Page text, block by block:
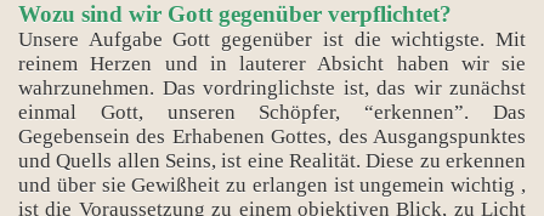
Wozu sind wir Gott gegenüber verpflichtet?
Unsere Aufgabe Gott gegenüber ist die wichtigste. Mit
reinem Herzen und in lauterer Absicht haben wir sie
wahrzunehmen. Das vordringlichste ist, das wir zunächst
einmal Gott, unseren Schöpfer, “erkennen”. Das
Gegebensein des Erhabenen Gottes, des Ausgangspunktes
und Quells allen Seins, ist eine Realität. Diese zu erkennen
und über sie Gewißheit zu erlangen ist ungemein wichtig ,
ist die Voraussetzung zu einem objektiven Blick, zu Licht